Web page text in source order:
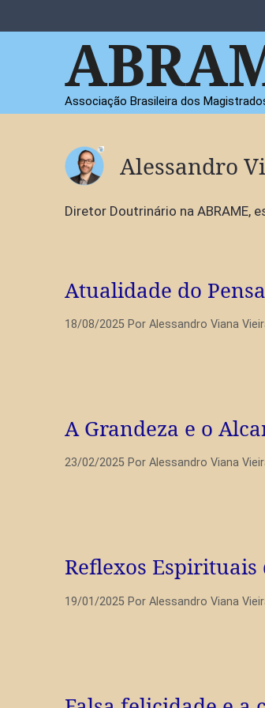
para
Associação Brasileira dos
Alessandro
Diretor Doutrinário na ABRAME,
Atualidade do
18/08/2025 Por Alessandro Viana
A Grandeza e o
23/02/2025 Por Alessandro Viana
Reflexos
19/01/2025 Por Alessandro Viana